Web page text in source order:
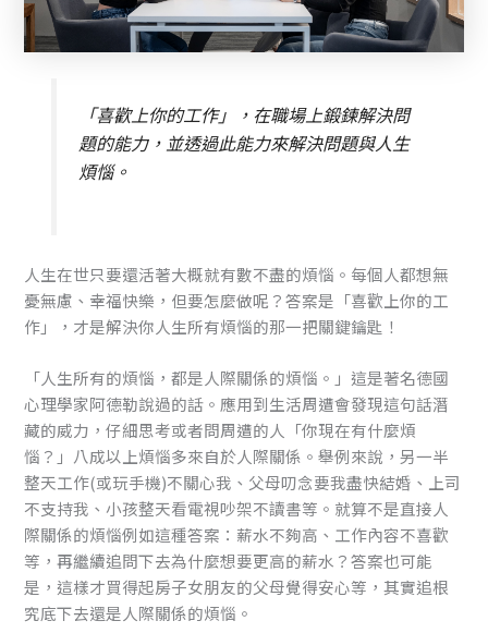
「喜歡上你的工作」，在職場上鍛鍊解決問
題的能力，並透過此能力來解決問題與人生
煩惱。
人生在世只要還活著大概就有數不盡的煩惱。每個人都想無
憂無慮、幸福快樂，但要怎麼做呢？答案是「喜歡上你的工
作」，才是解決你人生所有煩惱的那一把關鍵鑰匙！
「人生所有的煩惱，都是人際關係的煩惱。」這是著名德國
心理學家阿德勒說過的話。應用到生活周遭會發現這句話潛
藏的威力，仔細思考或者問周遭的人「你現在有什麼煩
惱？」八成以上煩惱多來自於人際關係。舉例來說，另一半
整天工作(或玩手機)不關心我、父母叨念要我盡快結婚、上司
不支持我、小孩整天看電視吵架不讀書等。就算不是直接人
際關係的煩惱例如這種答案：薪水不夠高、工作內容不喜歡
等，再繼續追問下去為什麼想要更高的薪水？答案也可能
是，這樣才買得起房子女朋友的父母覺得安心等，其實追根
究底下去還是人際關係的煩惱。